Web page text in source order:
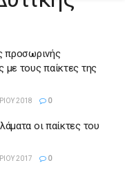
προσωρινής
με τους παίκτες της
2018 0
οι παίκτες του
2017 0